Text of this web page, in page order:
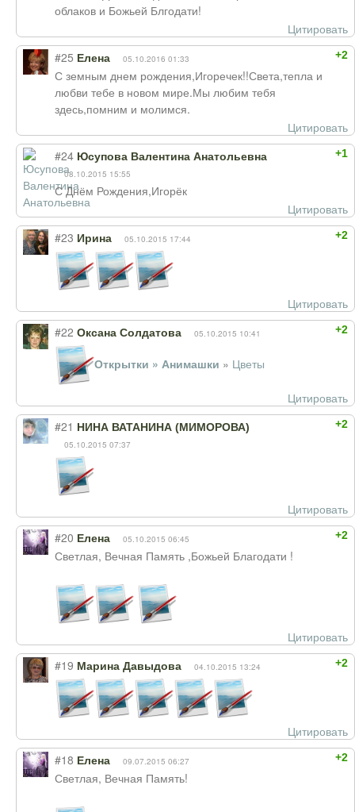
облаков и Божьей Блгодати!
Цитировать
+2
#25 Елена 05.10.2016 01:33
С земным днем рождения,Игоречек!!Света,тепла и
любви тебе в новом мире.Мы любим тебя
здесь,помним и молимся.
Цитировать
+1
#24 Юсупова Валентина Анатольевна
08.10.2015 15:55
С Днём Рождения,Игорёк
Цитировать
+2
#23 Ирина 05.10.2015 17:44
Цитировать
+2
#22 Оксана Солдатова 05.10.2015 10:41
Открытки » Анимашки » Цветы
Цитировать
+2
#21 НИНА ВАТАНИНА (МИМОРОВА)
05.10.2015 07:37
Цитировать
+2
#20 Елена 05.10.2015 06:45
Светлая, Вечная Память ,Божьей Благодати !
Цитировать
+2
#19 Марина Давыдова 04.10.2015 13:24
Цитировать
+2
#18 Елена 09.07.2015 06:27
Светлая, Вечная Память!